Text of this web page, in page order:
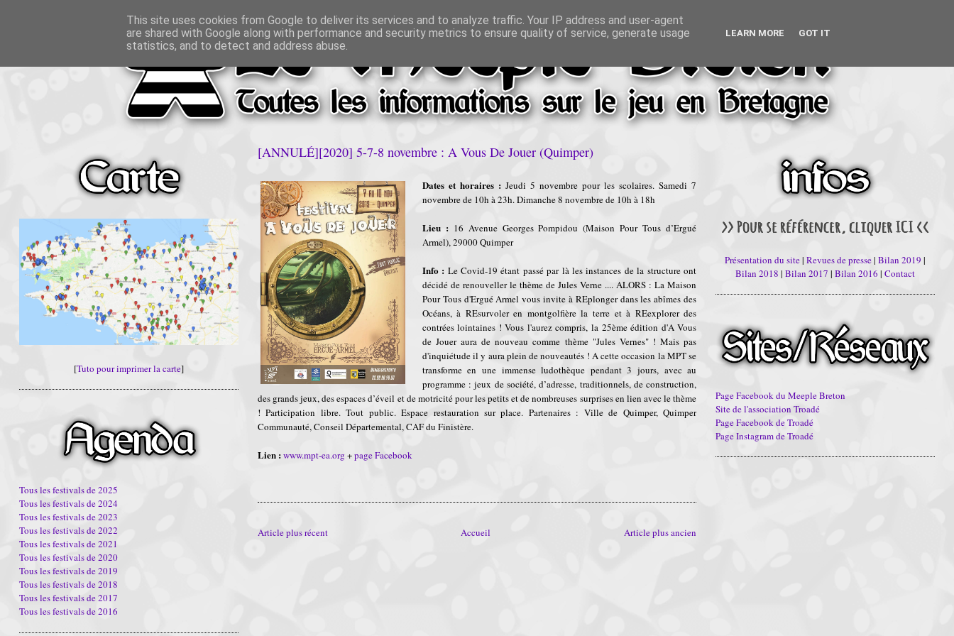
[Tuto pour imprimer la carte]
Tous les festivals de 2025
Tous les festivals de 2024
Tous les festivals de 2023
Tous les festivals de 2022
Tous les festivals de 2021
Tous les festivals de 2020
Tous les festivals de 2019
Tous les festivals de 2018
Tous les festivals de 2017
Tous les festivals de 2016
[ANNULÉ][2020] 5-7-8 novembre : A Vous De Jouer (Quimper)
Dates et horaires : Jeudi 5 novembre pour les scolaires. Samedi 7
novembre de 10h à 23h. Dimanche 8 novembre de 10h à 18h
Lieu : 16 Avenue Georges Pompidou (Maison Pour Tous d’Ergué
Armel), 29000 Quimper
Info : Le Covid-19 étant passé par là les instances de la structure ont
décidé de renouveller le thème de Jules Verne .... ALORS : La Maison
Pour Tous d'Ergué Armel vous invite à REplonger dans les abîmes des
Océans, à REsurvoler en montgolfière la terre et à REexplorer des
contrées lointaines ! Vous l'aurez compris, la 25ème édition d'A Vous
de Jouer aura de nouveau comme thème "Jules Vernes" ! Mais pas
d'inquiétude il y aura plein de nouveautés ! A cette occasion la MPT se
transforme en une immense ludothèque pendant 3 jours, avec au
programme : jeux de société, d’adresse, traditionnels, de construction,
des grands jeux, des espaces d’éveil et de motricité pour les petits et de nombreuses surprises en lien avec le thème
! Participation libre. Tout public. Espace restauration sur place. Partenaires : Ville de Quimper, Quimper
Communauté, Conseil Départemental, CAF du Finistère.
Lien : www.mpt-ea.org +page Facebook
Article plus récent Article plus ancien
Accueil
Présentation du site|Revues de presse|Bilan 2019 |
Bilan 2018 |Bilan 2017 |Bilan 2016 |Contact
Page Facebook du Meeple Breton
Site de l'association Troadé
Page Facebook de Troadé
Page Instagram de Troadé
This site uses cookies from Google to deliver its services and to analyze traffic. Your IP address and user-agent
are shared with Google along with performance and security metrics to ensure quality of service, generate usage
statistics, and to detect and address abuse.
LEARN MORE GOT IT